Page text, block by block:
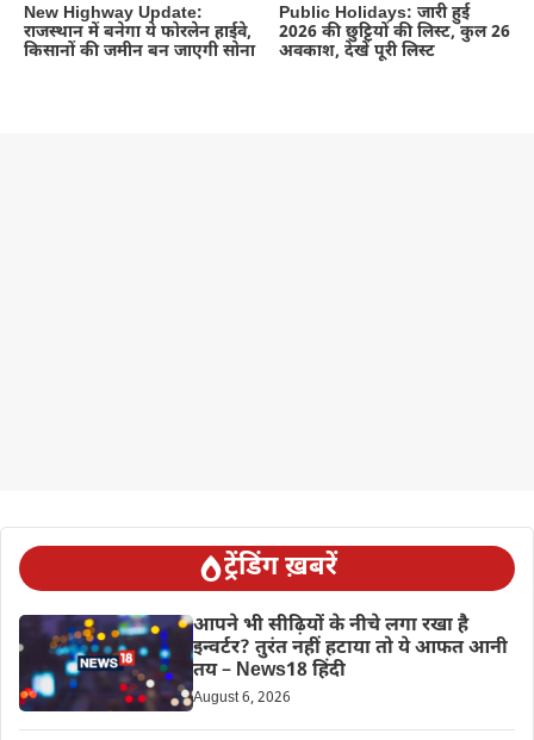
New Highway Update:
राजस्थान में बनेगा ये फोरलेन हाईवे,
किसानों की जमीन बन जाएगी सोना
Public Holidays: जारी हुई
2026 की छुट्टियों की लिस्ट, कुल 26
अवकाश, देखें पूरी लिस्ट
ट्रेंडिंग ख़बरें
आपने भी सीढ़ियों के नीचे लगा रखा है
इन्वर्टर? तुरंत नहीं हटाया तो ये आफत आनी
तय – News18 हिंदी
August 6, 2026